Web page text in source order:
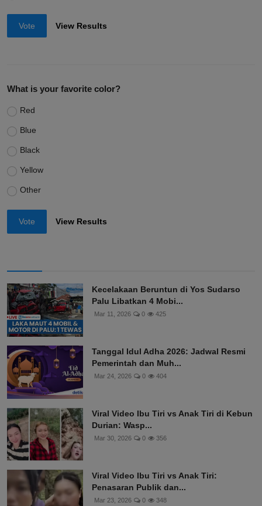
Vote View Results
What is your favorite color?
Red
Blue
Black
Yellow
Other
Vote View Results
Kecelakaan Beruntun di Yos Sudarso
Palu Libatkan 4 Mobi...
Mar 11, 2026 0 425
Tanggal Idul Adha 2026: Jadwal Resmi
Pemerintah dan Muh...
Mar 24, 2026 0 404
Viral Video Ibu Tiri vs Anak Tiri di Kebun
Durian: Wasp...
Mar 30, 2026 0 356
Viral Video Ibu Tiri vs Anak Tiri:
Penasaran Publik dan...
Mar 23, 2026 0 348